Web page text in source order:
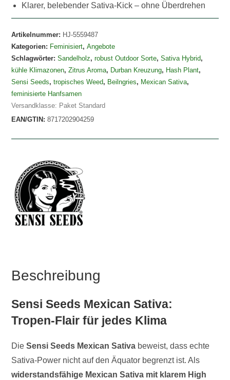
Klarer, belebender Sativa-Kick – ohne Überdrehen
Artikelnummer: HJ-5559487
Kategorien: Feminisiert,Angebote
Schlagwörter:Sandelholz,robust Outdoor Sorte,Sativa Hybrid,
kühle Klimazonen,Zitrus Aroma, Durban Kreuzung, Hash Plant,
Sensi Seeds,tropisches Weed, Beilngries, Mexican Sativa,
feminisierte Hanfsamen
Versandklasse: Paket Standard
EAN/GTIN:8717202904259
Beschreibung
Sensi Seeds Mexican Sativa:
Tropen-Flair für jedes Klima
DieSensi Seeds Mexican Sativa beweist, dass echte
Sativa-Power nicht auf den Äquator begrenzt ist. Als
widerstandsfähige Mexican Sativa mit klarem High